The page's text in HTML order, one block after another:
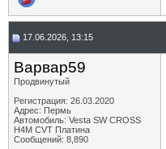
17.06.2026, 13:15
Варвар59
Продвинутый
Регистрация: 26.03.2020
Адрес: Пермь
Автомобиль: Vesta SW CROSS
H4M CVT Платина
Сообщений: 8,890